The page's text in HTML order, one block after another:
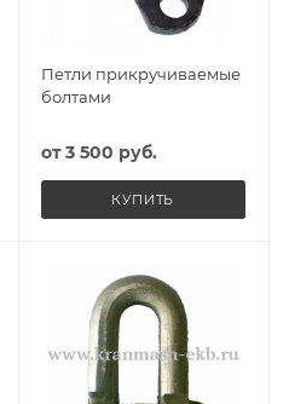
Петли прикручиваемые
болтами
от3 500 руб.
КУПИТЬ